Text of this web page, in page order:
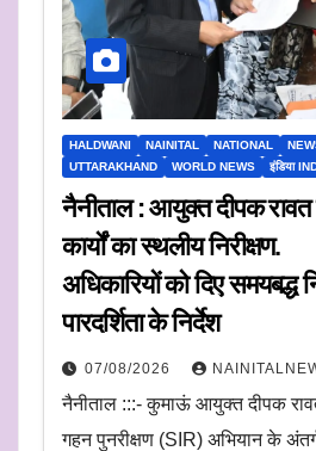
HALDWANI NAINITAL NATIONAL
UTTARAKHAND
WORLD NEWS इंडिया
नैनीताल : आयुक्त दीपक
कार्यों का स्थलीय निरीक्षण.
अधिकारियों को दिए समयबद्ध
पारदर्शिता के निर्देश
07/08/2026
नैनीताल :::- कुमाऊं आयुक्त दीपक
गहन पुनरीक्षण (SIR) अभियान के